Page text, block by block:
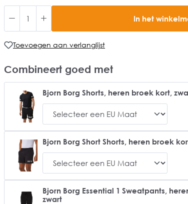
In het
Toevoegen aan verlanglijst
Combineert goed met
Bjorn Borg Shorts, heren broek kort,
Bjorn Borg Short Shorts, heren broek
Bjorn Borg Essential 1 Sweatpants,
zwart